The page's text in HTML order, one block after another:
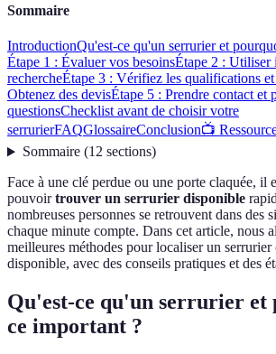
Sommaire
IntroductionQu'est-ce qu'un serrurier et
Étape 1 : Évaluer vos besoinsÉtape 2 : Utiliser
rechercheÉtape 3 : Vérifiez les qualifications et
Obtenez des devisÉtape 5 : Prendre contact et
questionsChecklist avant de choisir votre
serrurierFAQGlossaireConclusion📺
Sommaire(12 sections)
Face à une clé perdue ou une porte claquée, il
pouvoirtrouver un serrurier disponible
nombreuses personnes se retrouvent dans des
chaque minute compte. Dans cet article, nous
meilleures méthodes pour localiser un serrurier
disponible, avec des conseils pratiques et des
Qu'est-ce qu'un serrurier et
ce important ?